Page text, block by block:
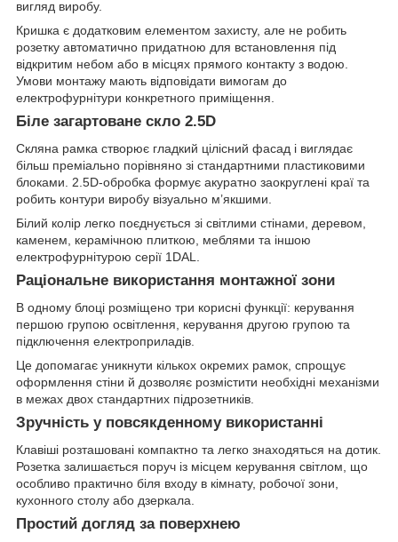
вигляд виробу.
Кришка є додатковим елементом захисту, але не робить
розетку автоматично придатною для встановлення під
відкритим небом або в місцях прямого контакту з водою.
Умови монтажу мають відповідати вимогам до
електрофурнітури конкретного приміщення.
Біле загартоване скло 2.5D
Скляна рамка створює гладкий цілісний фасад і виглядає
більш преміально порівняно зі стандартними пластиковими
блоками. 2.5D-обробка формує акуратно заокруглені краї та
робить контури виробу візуально м’якшими.
Білий колір легко поєднується зі світлими стінами, деревом,
каменем, керамічною плиткою, меблями та іншою
електрофурнітурою серії 1DAL.
Раціональне використання монтажної зони
В одному блоці розміщено три корисні функції: керування
першою групою освітлення, керування другою групою та
підключення електроприладів.
Це допомагає уникнути кількох окремих рамок, спрощує
оформлення стіни й дозволяє розмістити необхідні механізми
в межах двох стандартних підрозетників.
Зручність у повсякденному використанні
Клавіші розташовані компактно та легко знаходяться на дотик.
Розетка залишається поруч із місцем керування світлом, що
особливо практично біля входу в кімнату, робочої зони,
кухонного столу або дзеркала.
Простий догляд за поверхнею